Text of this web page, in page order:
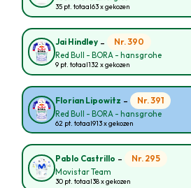
35 pt. totaal63 x gekozen
Jai Hindley - Nr. 390
Red Bull - BORA - hansgrohe
9 pt. totaal132 x gekozen
Florian Lipowitz - Nr. 391
Red Bull - BORA - hansgrohe
62 pt. totaal913 x gekozen
Pablo Castrillo - Nr. 295
Movistar Team
30 pt. totaal38 x gekozen